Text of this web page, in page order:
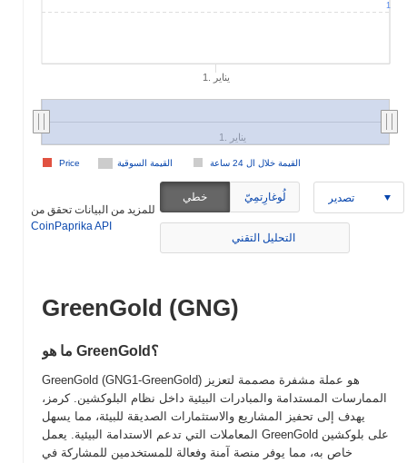
1. يناير
القيمة السوقية القيمة خلال ال 24 ساعة Price
1. يناير
1
للمزيد من البيانات تحقق من
CoinPaprika API
خطي لُوغارِتمِيّ تصدير
التحليل التقني
GreenGold (GNG)
ما هو GreenGold؟
GreenGold (GNG1-GreenGold) هو عملة مشفرة مصممة لتعزيز
الممارسات المستدامة والمبادرات البيئية داخل نظام البلوكشين. كرمز،
يهدف إلى تحفيز المشاريع والاستثمارات الصديقة للبيئة، مما يسهل
المعاملات التي تدعم الاستدامة البيئية. يعمل GreenGold على بلوكشين
خاص به، مما يوفر منصة آمنة وفعالة للمستخدمين للمشاركة في